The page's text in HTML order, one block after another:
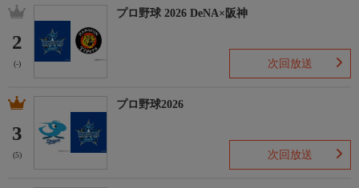
2
(-)
プロ野球 2026 DeNA×阪神
次回放送
3
(5)
プロ野球2026
次回放送